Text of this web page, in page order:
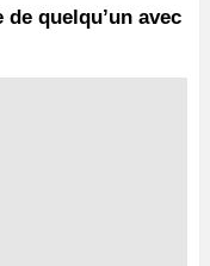
quelqu’un avec